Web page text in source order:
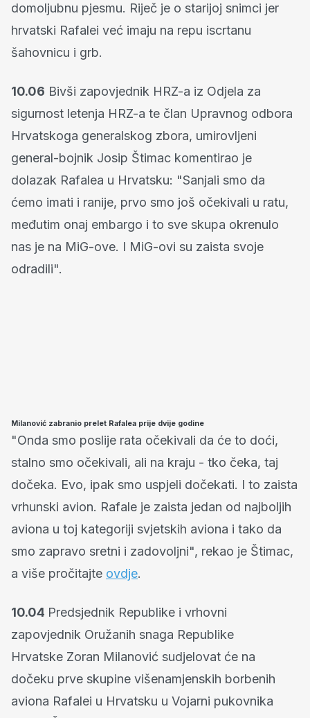
domoljubnu pjesmu. Riječ je o starijoj snimci jer
hrvatski Rafalei već imaju na repu iscrtanu
šahovnicu i grb.
10.06 Bivši zapovjednik HRZ-a iz Odjela za
sigurnost letenja HRZ-a te član Upravnog odbora
Hrvatskoga generalskog zbora, umirovljeni
general-bojnik Josip Štimac komentirao je
dolazak Rafalea u Hrvatsku: "Sanjali smo da
ćemo imati i ranije, prvo smo još očekivali u ratu,
međutim onaj embargo i to sve skupa okrenulo
nas je na MiG-ove. I MiG-ovi su zaista svoje
odradili".
Milanović zabranio prelet Rafalea prije dvije godine
"Onda smo poslije rata očekivali da će to doći,
stalno smo očekivali, ali na kraju - tko čeka, taj
dočeka. Evo, ipak smo uspjeli dočekati. I to zaista
vrhunski avion. Rafale je zaista jedan od najboljih
aviona u toj kategoriji svjetskih aviona i tako da
smo zapravo sretni i zadovoljni", rekao je Štimac,
a više pročitajte ovdje.
10.04 Predsjednik Republike i vrhovni
zapovjednik Oružanih snaga Republike
Hrvatske Zoran Milanović sudjelovat će na
dočeku prve skupine višenamjenskih borbenih
aviona Rafalei u Hrvatsku u Vojarni pukovnika